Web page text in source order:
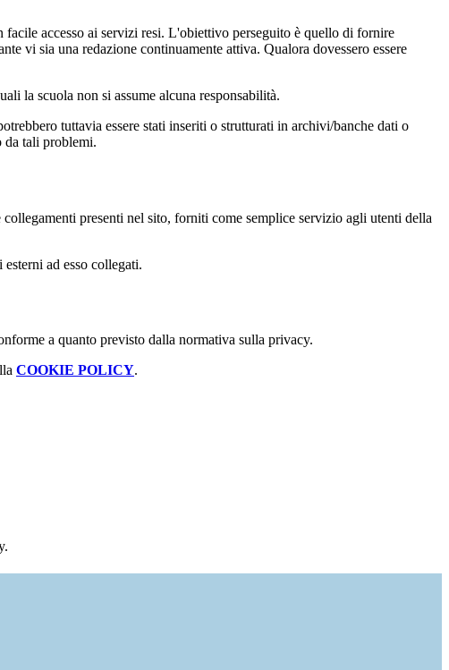
accesso ai servizi resi. L'obiettivo perseguito è quello di fornire
vi sia una redazione continuamente attiva. Qualora dovessero essere
la scuola non si assume alcuna responsabilità.
tuttavia essere stati inseriti o strutturati in archivi/banche dati o
da tali problemi.
presenti nel sito, forniti come semplice servizio agli utenti della
ad esso collegati.
a quanto previsto dalla normativa sulla privacy.
COOKIE POLICY.